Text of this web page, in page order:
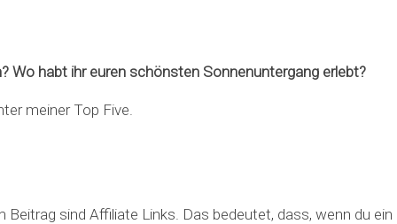
Wo habt ihr euren schönsten Sonnenuntergang erlebt?
meiner Top Five.
Beitrag sind Affiliate Links. Das bedeutet, dass, wenn du ein